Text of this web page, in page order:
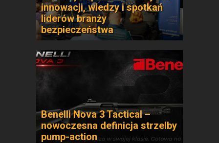
innowacji, wiedzy i spotkań
liderów branży
bezpieczeństwa
Benelli Nova 3 Tactical –
nowoczesna definicja strzelby
pump-action